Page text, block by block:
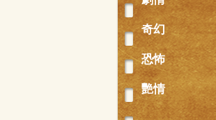
奇幻
恐怖
艷情